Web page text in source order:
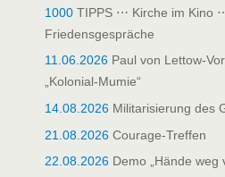
1000 TIPPS ⋯ Kirche im Kino
Friedensgespräche
11.06.2026 Paul von Lettow-
„Kolonial-Mumie“
14.08.2026 Militarisierung des
21.08.2026 Courage-Treffen
22.08.2026 Demo „Hände weg